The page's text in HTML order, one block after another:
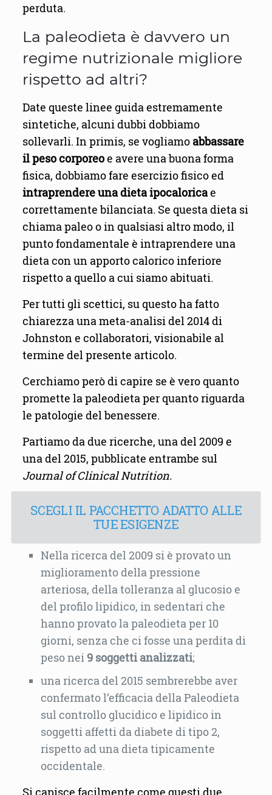
perduta.
La paleodieta è davvero un
regime nutrizionale migliore
rispetto ad altri?
Date queste linee guida estremamente
sintetiche, alcuni dubbi dobbiamo
sollevarli. In primis, se vogliamo abbassare
il peso corporeoe avere una buona forma
fisica, dobbiamo fare esercizio fisico ed
intraprendere una dieta ipocaloricae
correttamente bilanciata. Se questa dieta si
chiama paleo o in qualsiasi altro modo, il
punto fondamentale è intraprendere una
dieta con un apporto calorico inferiore
rispetto a quello a cui siamo abituati.
Per tutti gli scettici, su questo ha fatto
chiarezza una meta-analisi del 2014 di
Johnston e collaboratori, visionabile al
termine del presente articolo.
Cerchiamo però di capire se è vero quanto
promette la paleodieta per quanto riguarda
le patologie del benessere.
Partiamo da due ricerche, una del 2009 e
una del 2015, pubblicate entrambe sul
Journal of Clinical Nutrition.
SCEGLI IL PACCHETTO ADATTO ALLE
TUE ESIGENZE
Nella ricerca del 2009 si è provato un
miglioramento della pressione
arteriosa, della tolleranza al glucosio e
del profilo lipidico, in sedentari che
hanno provato la paleodieta per 10
giorni, senza che ci fosse una perdita di
peso nei9 soggetti analizzati;
una ricerca del 2015 sembrerebbe aver
confermato l’efficacia della Paleodieta
sul controllo glucidico e lipidico in
soggetti affetti da diabete di tipo 2,
rispetto ad una dieta tipicamente
occidentale.